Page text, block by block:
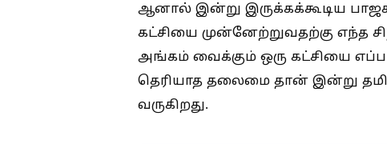
ஆனால் இன்று இருக்கக்கூடிய
கட்சியை முன்னேற்றுவதற்கு எந்த
அங்கம் வைக்கும் ஒரு கட்சியை
தெரியாத தலைமை தான் இன்று
வருகிறது.